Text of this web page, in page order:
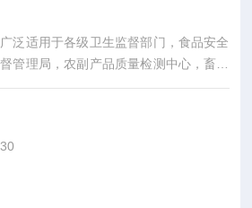
泛适用于各级卫生监督部门，食品安全
管理局，农副产品质量检测中心，畜产
加工厂，大中型农贸市场，大中型超